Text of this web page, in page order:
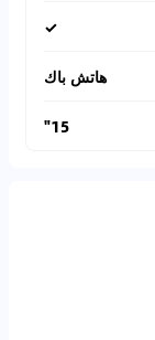
✓
هاتش باك
15"